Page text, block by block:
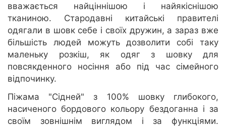
вважається найціннішою і найякіснішою
тканиною. Стародавні китайські правителі
одягали в шовк себе і своїх дружин, а зараз вже
більшість людей можуть дозволити собі таку
маленьку розкіш, як одяг з шовку для
повсякденного носіння або під час сімейного
відпочинку.
Піжама "Сідней" з 100% шовку глибокого,
насиченого бордового кольору бездоганна і за
своїм зовнішнім виглядом і за функціями.